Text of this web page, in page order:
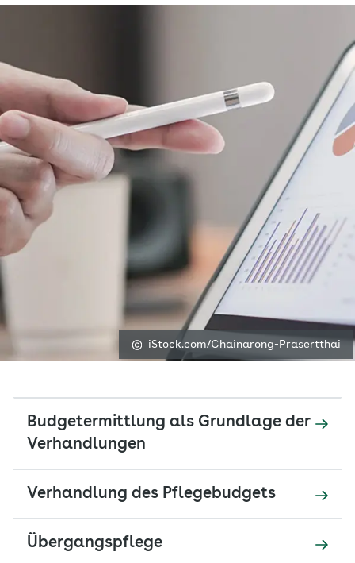
iStock.com/Chainarong-Prasertthai
Budgetermittlung als Grundlage der
Verhandlungen
Verhandlung des Pflegebudgets
Übergangspflege